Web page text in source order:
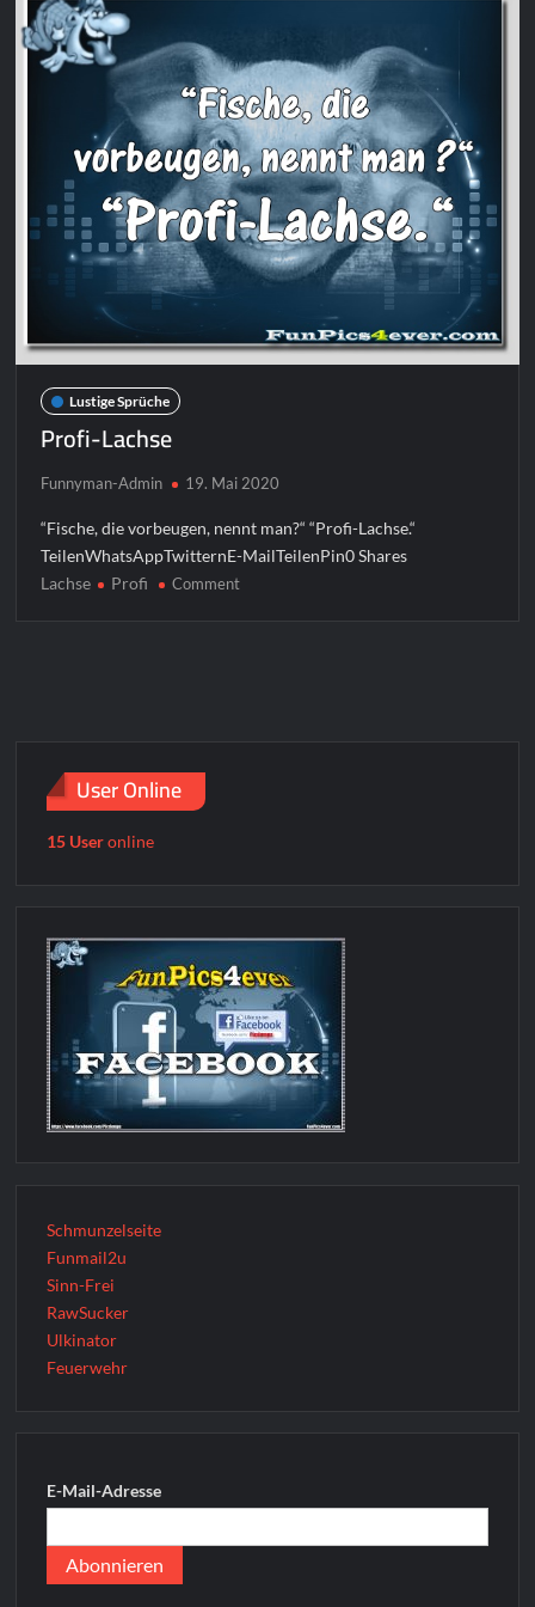
Lustige Sprüche
Profi-Lachse
Funnyman-Admin 19. Mai 2020
“Fische, die vorbeugen, nennt man?“ “Profi-Lachse.“
TeilenWhatsAppTwitternE-MailTeilenPin0 Shares
Lachse
Profi Commenton
User Online
15 Useronline
Schmunzelseite
Funmail2u
Sinn-Frei
RawSucker
Ulkinator
Feuerwehr
E-Mail-Adresse